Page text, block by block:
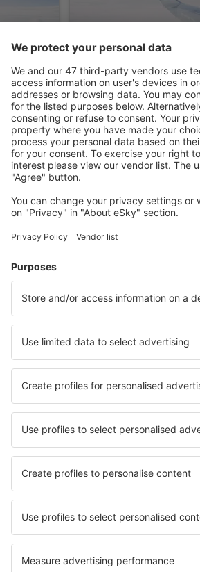
Hotel Mas
Mora La Nova, 07
Cal Campana -
Gratallops, 07 august
Vedeţi mai
cazare pentru fiecare buget şi
beneficia de proprietăți spațioase,
facilități, precum și de
câteva zile în timpul unui city break.
în centrul orașului, lângă
mai puțin populare. Acest lucru
cazare în funcție de nevoi și de